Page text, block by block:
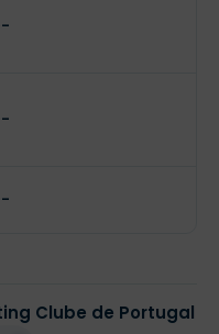
Clube de Portugal